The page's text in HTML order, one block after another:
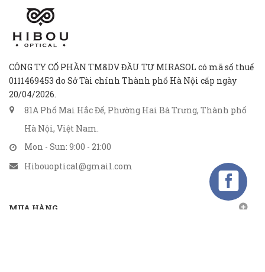
CÔNG TY CỔ PHẦN TM&DV ĐẦU TƯ MIRASOL có mã số thuế
0111469453 do Sở Tài chính Thành phố Hà Nội cấp ngày
20/04/2026.
81A Phố Mai Hắc Đế, Phường Hai Bà Trưng, Thành phố
Hà Nội, Việt Nam.
Mon - Sun: 9:00 - 21:00
Hibouoptical@gmail.com
MUA HÀNG